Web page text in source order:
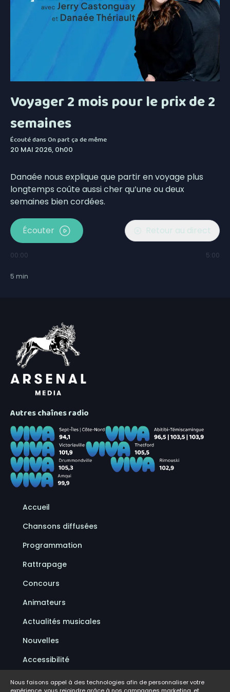
Voyager 2 mois pour le prix de 2
semaines
Écouté dansOn part ça de même
20 MAI 2026, 0h00
Danaée nous explique que partir en voyage plus
longtemps coûte aussi cher qu’une ou deux
semaines bien cordées.
Écouter Retour au direct
00:00 5:00
5 min
Autres chaînes radio
Accueil
Chansons diffusées
Programmation
Rattrapage
Concours
Animateurs
Actualités musicales
Nouvelles
Accessibilité
Politique de confidentialité
Nous faisons appel à des technologies afin de personnaliser votre